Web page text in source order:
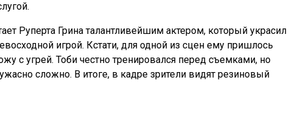
Руперта Грина талантливейшим актером, который украсил
игрой. Кстати, для одной из сцен ему пришлось
с угрей. Тоби честно тренировался перед съемками, но
сложно. В итоге, в кадре зрители видят резиновый